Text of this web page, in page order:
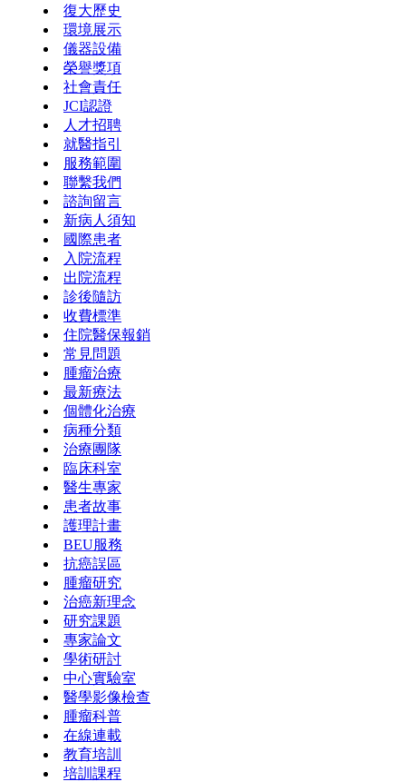
復大歷史
環境展示
儀器設備
榮譽獎項
社會責任
JCI認證
人才招聘
就醫指引
服務範圍
聯繫我們
諮詢留言
新病人須知
國際患者
入院流程
出院流程
診後隨訪
收費標準
住院醫保報銷
常見問題
腫瘤治療
最新療法
個體化治療
病種分類
治療團隊
臨床科室
醫生專家
患者故事
護理計畫
BEU服務
抗癌誤區
腫瘤研究
治癌新理念
研究課題
專家論文
學術研討
中心實驗室
醫學影像檢查
腫瘤科普
在線連載
教育培訓
培訓課程